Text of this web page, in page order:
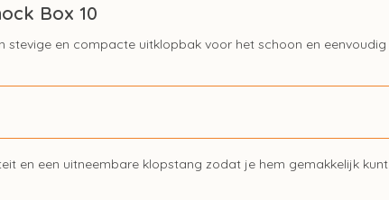
Box 10
stevige en compacte uitklopbak voor het schoon en eenvoudig
en een uitneembare klopstang zodat je hem gemakkelijk kunt